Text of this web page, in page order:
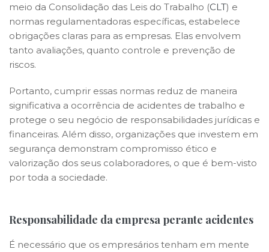
meio da Consolidação das Leis do Trabalho (CLT) e
normas regulamentadoras específicas, estabelece
obrigações claras para as empresas. Elas envolvem
tanto avaliações, quanto controle e prevenção de
riscos.
Portanto, cumprir essas normas reduz de maneira
significativa a ocorrência de acidentes de trabalho e
protege o seu negócio de responsabilidades jurídicas e
financeiras. Além disso, organizações que investem em
segurança demonstram compromisso ético e
valorização dos seus colaboradores, o que é bem-visto
por toda a sociedade.
Responsabilidade da empresa perante acidentes
É necessário que os empresários tenham em mente